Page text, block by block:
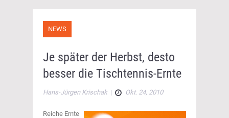
NEWS
Je später der Herbst, desto
besser die Tischtennis-Ernte
Hans-Jürgen Krischak| Okt. 24, 2010
Reiche Ernte